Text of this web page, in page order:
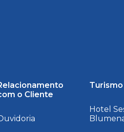
o Cliente
Turismo
Hotel